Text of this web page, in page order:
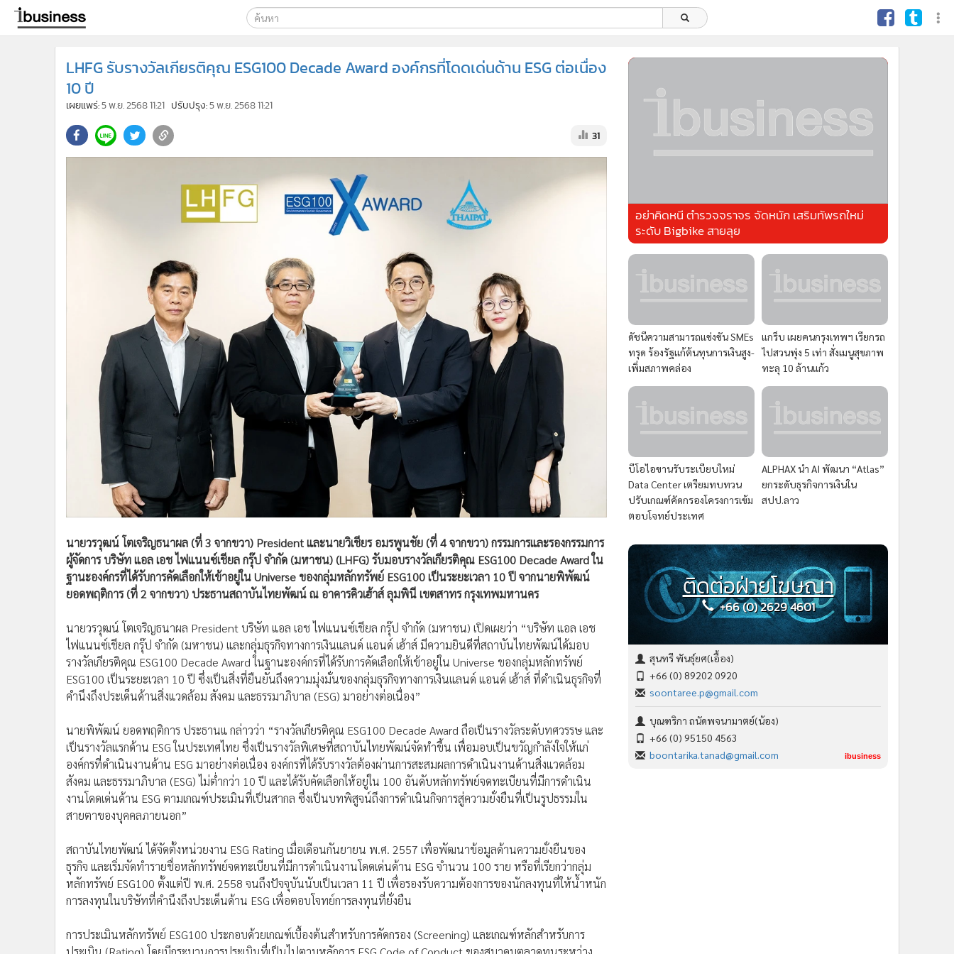
ค้นหา
LHFG รับรางวัลเกียรติคุณ ESG100 Decade Award องค์กรที่โดดเด่นด้าน ESG ต่อเนื่อง
10 ปี
เผยแพร่:5 พ.ย. 2568 11:21 ปรับปรุง:5 พ.ย. 2568 11:21
31
นายวรวุฒน์ โตเจริญธนาผล (ที่ 3 จากขวา) President และนายวิเชียร อมรพูนชัย (ที่ 4 จากขวา) กรรมการและรองกรรมการ
ผู้จัดการ บริษัท แอล เอช ไฟแนนซ์เชียล กรุ๊ป จำกัด (มหาชน) (LHFG) รับมอบรางวัลเกียรติคุณ ESG100 Decade Award ใน
ฐานะองค์กรที่ได้รับการคัดเลือกให้เข้าอยู่ใน Universe ของกลุ่มหลักทรัพย์ ESG100 เป็นระยะเวลา 10 ปี จากนายพิพัฒน์
ยอดพฤติการ (ที่ 2 จากขวา) ประธานสถาบันไทยพัฒน์ ณ อาคารคิวเฮ้าส์ ลุมพินี เขตสาทร กรุงเทพมหานคร
นายวรวุฒน์ โตเจริญธนาผล President บริษัท แอล เอช ไฟแนนซ์เชียล กรุ๊ป จำกัด (มหาชน) เปิดเผยว่า “บริษัท แอล เอช
ไฟแนนซ์เชียล กรุ๊ป จำกัด (มหาชน) และกลุ่มธุรกิจทางการเงินแลนด์ แอนด์ เฮ้าส์ มีความยินดีที่สถาบันไทยพัฒน์ได้มอบ
รางวัลเกียรติคุณ ESG100 Decade Award ในฐานะองค์กรที่ได้รับการคัดเลือกให้เข้าอยู่ใน Universe ของกลุ่มหลักทรัพย์
ESG100 เป็นระยะเวลา 10 ปี ซึ่งเป็นสิ่งที่ยืนยันถึงความมุ่งมั่นของกลุ่มธุรกิจทางการเงินแลนด์ แอนด์ เฮ้าส์ ที่ดำเนินธุรกิจที่
คำนึงถึงประเด็นด้านสิ่งแวดล้อม สังคม และธรรมาภิบาล (ESG) มาอย่างต่อเนื่อง”
นายพิพัฒน์ ยอดพฤติการ ประธานแ กล่าวว่า “รางวัลเกียรติคุณ ESG100 Decade Award ถือเป็นรางวัลระดับทศวรรษ และ
เป็นรางวัลแรกด้าน ESG ในประเทศไทย ซึ่งเป็นรางวัลพิเศษที่สถาบันไทยพัฒน์จัดทำขึ้น เพื่อมอบเป็นขวัญกำลังใจให้แก่
องค์กรที่ดำเนินงานด้าน ESG มาอย่างต่อเนื่อง องค์กรที่ได้รับรางวัลต้องผ่านการสะสมผลการดำเนินงานด้านสิ่งแวดล้อม
สังคม และธรรมาภิบาล (ESG) ไม่ต่ำกว่า 10 ปี และได้รับคัดเลือกให้อยู่ใน 100 อันดับหลักทรัพย์จดทะเบียนที่มีการดำเนิน
งานโดดเด่นด้าน ESG ตามเกณฑ์ประเมินที่เป็นสากล ซึ่งเป็นบทพิสูจน์ถึงการดำเนินกิจการสู่ความยั่งยืนที่เป็นรูปธรรมใน
สายตาของบุคคลภายนอก”
สถาบันไทยพัฒน์ ได้จัดตั้งหน่วยงาน ESG Rating เมื่อเดือนกันยายน พ.ศ. 2557 เพื่อพัฒนาข้อมูลด้านความยั่งยืนของ
ธุรกิจ และเริ่มจัดทำรายชื่อหลักทรัพย์จดทะเบียนที่มีการดำเนินงานโดดเด่นด้าน ESG จำนวน 100 ราย หรือที่เรียกว่ากลุ่ม
หลักทรัพย์ ESG100 ตั้งแต่ปี พ.ศ. 2558 จนถึงปัจจุบันนับเป็นเวลา 11 ปี เพื่อรองรับความต้องการของนักลงทุนที่ให้น้ำหนัก
การลงทุนในบริษัทที่คำนึงถึงประเด็นด้าน ESG เพื่อตอบโจทย์การลงทุนที่ยั่งยืน
การประเมินหลักทรัพย์ ESG100 ประกอบด้วยเกณฑ์เบื้องต้นสำหรับการคัดกรอง (Screening) และเกณฑ์หลักสำหรับการ
อย่าคิดหนี ตำรวจจราจร จัดหนัก เสริมทัพรถใหม่
ระดับ Bigbike สายลุย
ดัชนีความสามารถแข่งขัน SMEs
ทรุด ร้องรัฐแก้ต้นทุนการเงินสูง-
เพิ่มสภาพคล่อง
แกร็บ เผยคนกรุงเทพฯ เรียกรถ
ไปสวนพุ่ง 5 เท่า สั่งเมนูสุขภาพ
ทะลุ 10 ล้านแก้ว
บีโอไอขานรับระเบียบใหม่
Data Center เตรียมทบทวน
ปรับเกณฑ์คัดกรองโครงการเข้ม
ตอบโจทย์ประเทศ
ALPHAX นำ AI พัฒนา “Atlas”
ยกระดับธุรกิจการเงินใน
สปป.ลาว
ติดต่อฝ่ายโฆษณา
+66 (0) 2629 4601
สุนทรี พันธุ์ยศ(เอื้อง)
+66 (0) 89202 0920
soontaree.p@gmail.com
บุณฑริกา ถนัดพจนามาตย์(น้อง)
+66 (0) 95150 4563
boontarika.tanad@gmail.com
ibusiness